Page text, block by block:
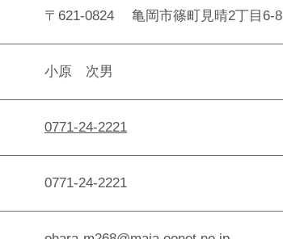
〒621-0824 亀岡市篠町見晴2丁目6-8
小原 次男
0771-24-2221
0771-24-2221